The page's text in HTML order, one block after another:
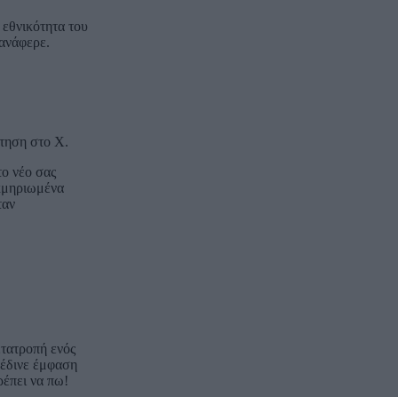
του
στο X.
νέο σας
ενός
έμφαση
να πω!